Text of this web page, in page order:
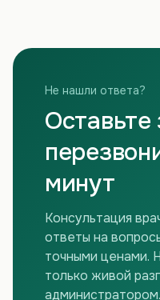
Не нашли ответа?
Оставьте
минут
Консультация
ответы на
точными ценами.
только живой
администратором.